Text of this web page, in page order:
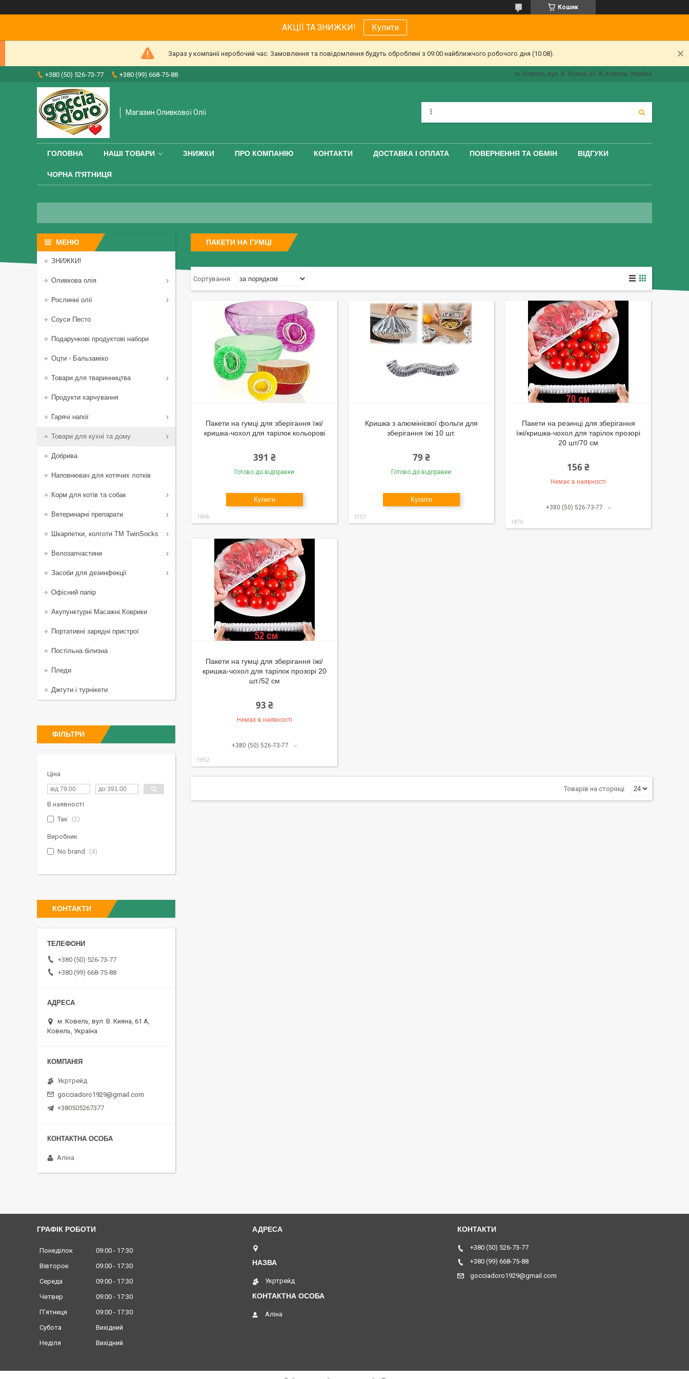
Кошик
АКЦІЇ ТА ЗНИЖКИ! Купити
Зараз у компанії неробочий час. Замовлення та повідомлення будуть оброблені з 09:00 найближчого робочого дня (10.08).
+380 (50) 526-73-77 +380 (99) 668-75-88 м. Ковель, вул. В. Кияна, 61 А, Ковель, Україна
Магазин Оливкової Олії
ГОЛОВНА НАШІ ТОВАРИ ЗНИЖКИ ПРО КОМПАНІЮ КОНТАКТИ ДОСТАВКА І ОПЛАТА ПОВЕРНЕННЯ ТА ОБМІН ВІДГУКИ
ЧОРНА П'ЯТНИЦЯ
ПАКЕТИ НА ГУМЦІ
Пакети на гумці для зберігання їжі/
кришка-чохол для тарілок кольорові
391 ₴
Готово до відправки
Купити
1806
Кришка з алюмінієвої фольги для
зберігання їжі 10 шт.
79 ₴
Готово до відправки
Купити
2107
Пакети на резинці для зберігання
їжі/кришка-чохол для тарілок прозорі
20 шт/70 см
156 ₴
Немає в наявності
+380 (50) 526-73-77
1870
Пакети на гумці для зберігання їжі/
кришка-чохол для тарілок прозорі 20
шт./52 см
93 ₴
Немає в наявності
+380 (50) 526-73-77
1852
ЗНИЖКИ!
Оливкова олія
Рослинні олії
Соуси Песто
Подарункові продуктові набори
Оцти - Бальзаміко
Товари для тваринництва
Продукти харчування
Гарячі напої
Товари для кухні та дому
Добрива
Наповнювач для котячих лотків
Корм для котів та собак
Ветеринарні препарати
Шкарпетки, колготи ТМ TwinSocks
Велозапчастини
Засоби для дезинфекції
Офісний папір
Акупунктурні Масажні Коврики
Портативні зарядні пристрої
Постільна білизна
Пледи
Джгути і турнікети
ФІЛЬТРИ
Ціна
В наявності
Так
2
Виробник
No brand
4
КОНТАКТИ
+380 (50) 526-73-77
+380 (99) 668-75-88
м. Ковель, вул. В. Кияна, 61 А,
Ковель, Україна
Укртрейд
gocciadoro1929@gmail.com
+380505267377
Аліна
ГРАФІК РОБОТИ
Понеділок 09:00
17:30
Вівторок
09:00
17:30
Середа
09:00
17:30
Четвер
09:00
17:30
Пʼятниця
09:00
17:30
Субота
Вихідний
Неділя
Вихідний
Укртрейд
Аліна
+380 (50) 526-73-77
+380 (99) 668-75-88
gocciadoro1929@gmail.com